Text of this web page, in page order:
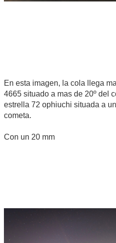
En esta imagen, la cola llega
4665 situado a mas de 20º del
estrella 72 ophiuchi situada a
cometa.
Con un 20 mm